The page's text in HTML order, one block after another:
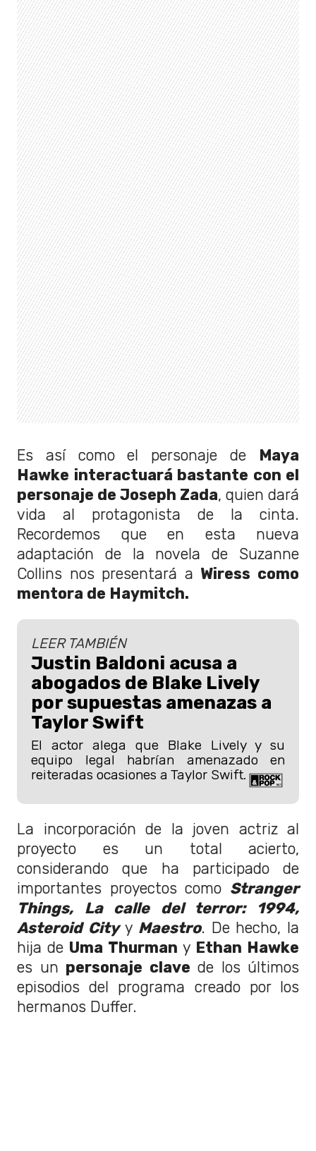
Es así como el personaje de
Maya
Hawke interactuará bastante con el
personaje de Joseph Zada, quien dará
vida al protagonista de la cinta.
Recordemos que en esta nueva
adaptación de la novela de Suzanne
Collins nos presentará a Wiress como
mentora de Haymitch.
LEER TAMBIÉN
Justin Baldoni acusa a
abogados de Blake Lively
por supuestas amenazas a
Taylor Swift
El actor alega que Blake Lively y su
equipo legal habrían amenazado en
reiteradas ocasiones a Taylor Swift.
La incorporación de la joven actriz al
proyecto es un total acierto,
considerando que ha participado de
importantes proyectos como Stranger
Things, La calle del terror: 1994,
Asteroid City y Maestro. De hecho, la
hija de Uma Thurman y Ethan Hawke
es un personaje clave de los últimos
episodios del programa creado por los
hermanos Duffer.